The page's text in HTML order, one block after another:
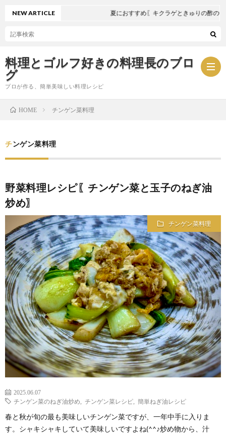
料理とゴルフ好きの料理長のブロ
グ
プロが作る、簡単美味しい料理レシピ
わ
せ
バ
シ
ー
リ
シ
NEW ARTICLE 夏におすすめ〖キクラゲときゅりの酢の物〗
HOME チンゲン菜料理
チンゲン菜料理
野菜料理レシピ〖チンゲン菜と玉子のねぎ油
炒め〗
チンゲン菜料理
2025.06.07
チンゲン菜のねぎ油炒め
チンゲン菜レシピ 簡単ねぎ油レシピ
春と秋が旬の最も美味しいチンゲン菜ですが、一年中手に入りま
す。シャキシャキしていて美味しいですよね(^^♪炒め物から、汁